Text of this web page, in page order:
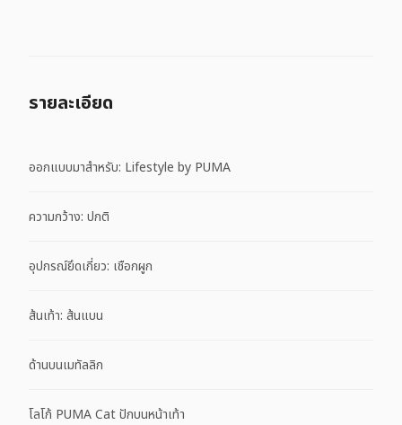
รายละเอียด
ออกแบบมาสำหรับ: Lifestyle by PUMA
ความกว้าง: ปกติ
อุปกรณ์ยึดเกี่ยว: เชือกผูก
ส้นเท้า: ส้นแบน
ด้านบนเมทัลลิก
โลโก้ PUMA Cat ปักบนหน้าเท้า